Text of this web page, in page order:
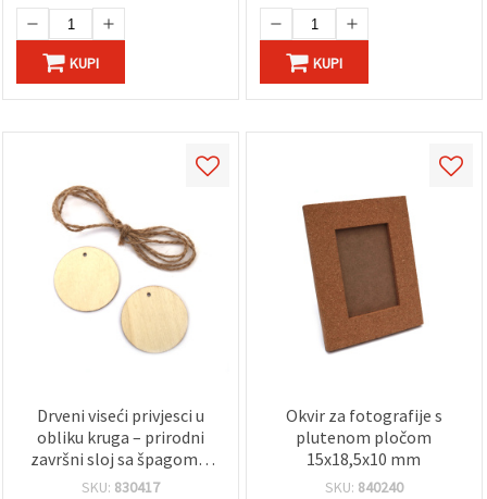
KUPI KUPI
Drveni viseći privjesci u
obliku kruga – prirodni
završni sloj sa špagom –
50x3 mm, pakiranje 6 kom
SKU: 830417
Okvir za fotografije s
plutenom pločom
15x18,5x10 mm
SKU: 840240